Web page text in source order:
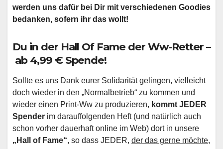
werden uns dafür bei Dir mit verschiedenen Goodies
bedanken, sofern ihr das wollt!
Du in der Hall Of Fame der Ww-Retter –
ab 4,99 € Spende!
Sollte es uns Dank eurer Solidarität gelingen, vielleicht
doch wieder in den „Normalbetrieb“ zu kommen und
wieder einen Print-Ww zu produzieren, kommt JEDER
Spender im darauffolgenden Heft (und natürlich auch
schon vorher dauerhaft online im Web) dort in unsere
„Hall of Fame“, so dass JEDER, der das gerne möchte,